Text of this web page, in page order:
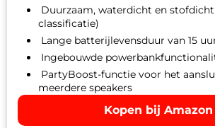
Duurzaam, waterdicht en
classificatie)
Lange batterijlevensduur van 15
Ingebouwde
PartyBoost-functie voor het
meerdere speakers
Kopen bij Amazon